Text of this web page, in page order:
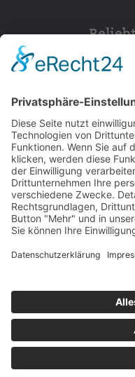
© 2026 Walter